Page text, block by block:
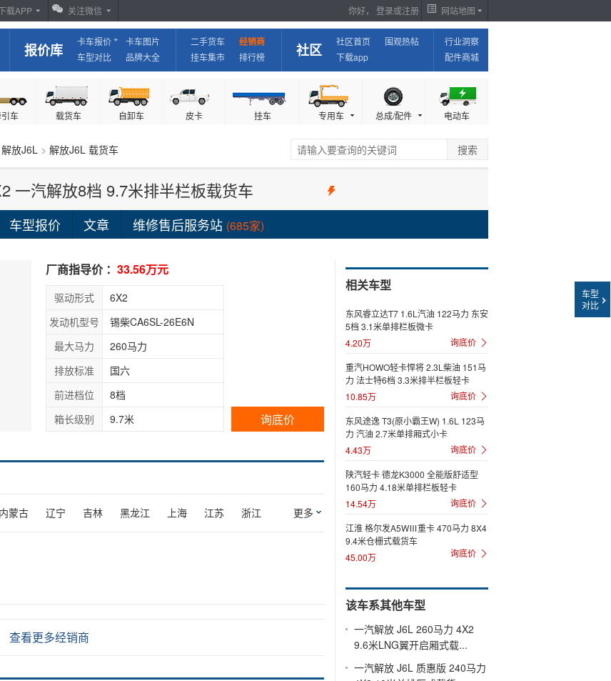
你好， 登录或注册 网站地图
载APP 关注微信
报价库 卡车报价
卡车图片
车型对比
品牌大全
二手货车 经销商
挂车集市 排行榜 社区 社区首页
围观热帖
下载app
行业洞察
配件商城
车 载货车 自卸车 皮卡 挂车 专用车 总成/配件 电动车
解放J6L > 解放J6L 载货车
一汽解放8档 9.7米排半栏板载货车
车型报价 文章 维修售后服务站 (685家)
厂商指导价 ： 33.56万元
驱动形式
6X2
发动机型号
锡柴CA6SL-26E6N
最大马力
260马力
排放标准
国六
前进档位
8档
箱长级别
9.7米 询底价
我是经销商，我要报价，我要出现在这里
内蒙古 辽宁 吉林 黑龙江 上海 江苏 浙江 更多
查看更多经销商
相关车型
东风睿立达T7 1.6L汽油 122马力 东安
5档 3.1米单排栏板微卡
4.20万
询底价
重汽HOWO轻卡悍将 2.3L柴油 151马
力 法士特6档 3.3米排半栏板轻卡
10.85万
询底价
东风途逸 T3(原小霸王W) 1.6L 123马
力 汽油 2.7米单排厢式小卡
4.43万
询底价
陕汽轻卡 德龙K3000 全能版舒适型
160马力 4.18米单排栏板轻卡
14.54万
询底价
江淮 格尔发A5WⅢ重卡 470马力 8X4
9.4米仓栅式载货车
45.00万
询底价
该车系其他车型
一汽解放 J6L 260马力 4X2
9.6米LNG翼开启厢式载...
一汽解放 J6L 质惠版 240马力
车型
对比